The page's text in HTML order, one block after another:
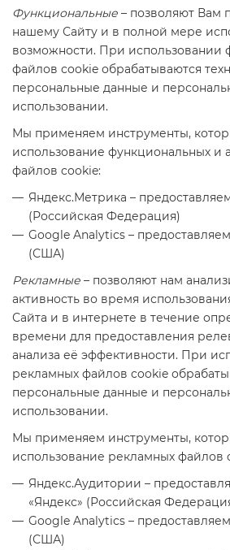
Функциональные – позволяют Вам
нашему Сайту и в полной мере
возможности. При использовании
файлов cookie обрабатываются
персональные данные и
использовании.
Мы применяем инструменты,
использование функциональных и
файлов cookie:
Яндекс.Метрика –
(Российская Федерация)
Google Analytics –
(США)
Рекламные – позволяют нам
активность во время
Сайта и в интернете в течение
времени для предоставления
анализа её эффективности. При
рекламных файлов cookie
персональные данные и
использовании.
Мы применяем инструменты,
использование рекламных файлов
Яндекс.Аудитории –
«Яндекс» (Российская
Google Analytics –
(США)